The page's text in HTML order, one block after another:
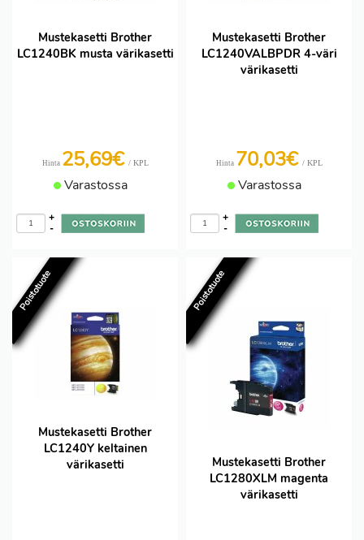
Mustekasetti Brother
LC1240BK musta värikasetti
Hinta 25,69€ / KPL
Varastossa
-
+
Mustekasetti Brother
LC1240VALBPDR 4-väri
värikasetti
Hinta 70,03€ / KPL
Varastossa
-
+
Poistotuote
Mustekasetti Brother
LC1240Y keltainen
värikasetti
Poistotuote
Mustekasetti Brother
LC1280XLM magenta
värikasetti